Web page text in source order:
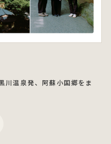
川温泉発、阿蘇⼩国郷をま